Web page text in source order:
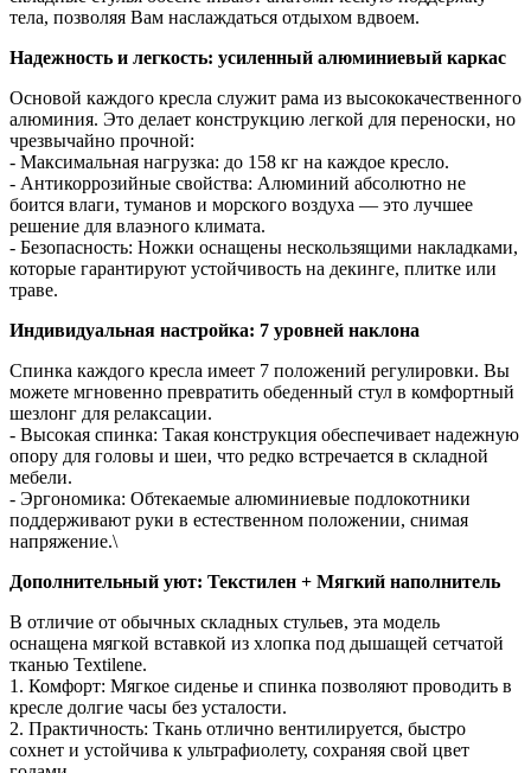
тела, позволяя Вам наслаждаться отдыхом вдвоем.
Надежность и легкость: усиленный алюминиевый каркас
Основой каждого кресла служит рама из высококачественного
алюминия. Это делает конструкцию легкой для переноски, но
чрезвычайно прочной:
- Максимальная нагрузка: до 158 кг на каждое кресло.
- Антикоррозийные свойства: Алюминий абсолютно не
боится влаги, туманов и морского воздуха — это лучшее
решение для влаэного климата.
- Безопасность: Ножки оснащены нескользящими накладками,
которые гарантируют устойчивость на декинге, плитке или
траве.
Индивидуальная настройка: 7 уровней наклона
Спинка каждого кресла имеет 7 положений регулировки. Вы
можете мгновенно превратить обеденный стул в комфортный
шезлонг для релаксации.
- Высокая спинка: Такая конструкция обеспечивает надежную
опору для головы и шеи, что редко встречается в складной
мебели.
- Эргономика: Обтекаемые алюминиевые подлокотники
поддерживают руки в естественном положении, снимая
напряжение.\
Дополнительный уют: Текстилен + Мягкий наполнитель
В отличие от обычных складных стульев, эта модель
оснащена мягкой вставкой из хлопка под дышащей сетчатой
тканью Textilene.
1. Комфорт: Мягкое сиденье и спинка позволяют проводить в
кресле долгие часы без усталости.
2. Практичность: Ткань отлично вентилируется, быстро
сохнет и устойчива к ультрафиолету, сохраняя свой цвет